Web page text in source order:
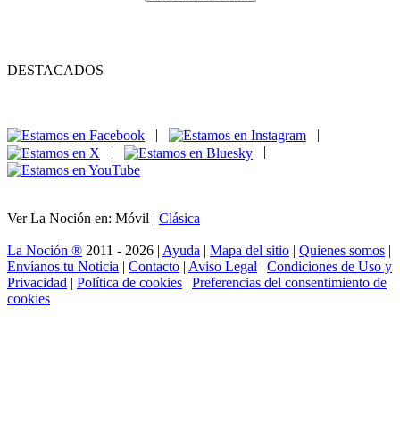
DESTACADOS
|
|
|
|
Ver La Noción en: Móvil | Clásica
La Noción ® 2011 - 2026 | Ayuda | Mapa del sitio | Quienes somos |
Envíanos tu Noticia | Contacto | Aviso Legal | Condiciones de Uso y
Privacidad | Política de cookies | Preferencias del consentimiento de
cookies